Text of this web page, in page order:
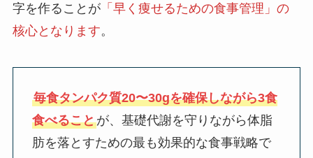
字を作ることが「早く痩せるための食事管理」の
核心となります。
毎食タンパク質20〜30gを確保しながら3食
食べることが、基礎代謝を守りながら体脂
肪を落とすための最も効果的な食事戦略で